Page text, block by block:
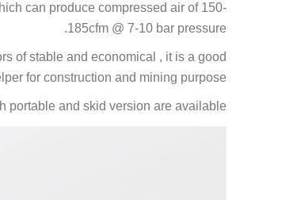
can produce compressed air of 150-
185cfm @ 7-10 bar pressure.
of stable and economical , it is a good
for construction and mining purpose.
portable and skid version are available.